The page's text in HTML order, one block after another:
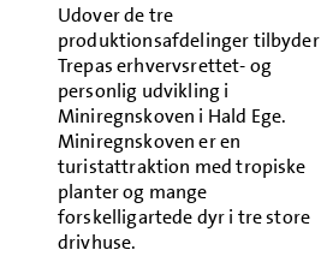
Udover de tre
produktionsafdelinger tilbyder
Trepas erhvervsrettet- og
personlig udvikling i
Miniregnskoven i Hald Ege.
Miniregnskoven er en
turistattraktion med tropiske
planter og mange
forskelligartede dyr i tre store
drivhuse.